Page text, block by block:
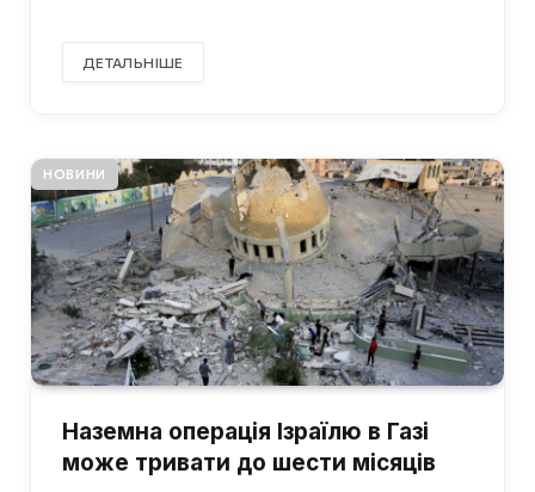
ДЕТАЛЬНІШЕ
НОВИНИ
Наземна операція Ізраїлю в Газі
може тривати до шести місяців